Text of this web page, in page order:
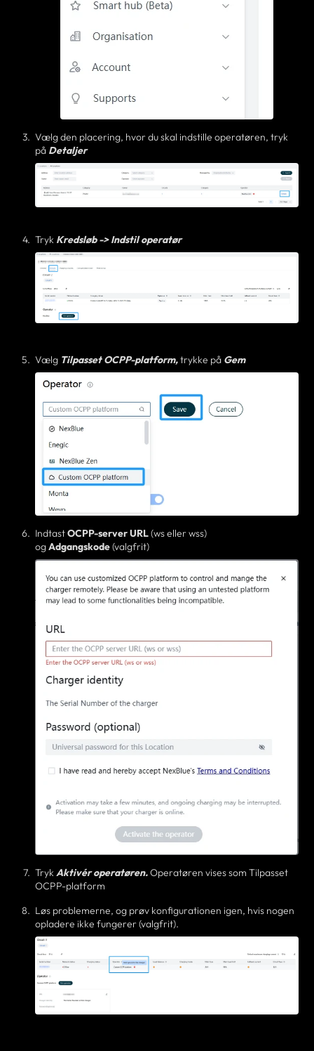
Vælg den placering, hvor du skal indstille operatøren, tryk
på Detaljer
Tryk Kredsløb -> Indstil operatør
Vælg Tilpasset OCPP-platform,trykke på Gem
IndtastOCPP-serverURL(ws eller wss)
ogAdgangskode(valgfrit)
TrykAktivér operatøren.Operatøren vises som Tilpasset
OCPP-platform
Løs problemerne, og prøv konfigurationen igen, hvis nogen
opladere ikke fungerer (valgfrit).